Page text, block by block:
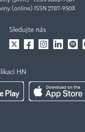
(online) ISSN 2787-950X
Sledujte nás
HN